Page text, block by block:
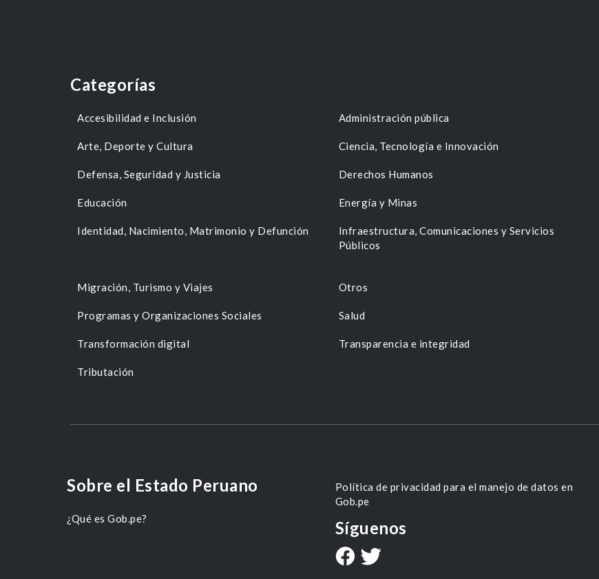
Categorías
Accesibilidad e Inclusión Administración pública
Arte, Deporte y Cultura Ciencia, Tecnología e Innovación
Defensa, Seguridad y Justicia Derechos Humanos
Educación Energía y Minas
Identidad, Nacimiento, Matrimonio y Defunción
Infraestructura, Comunicaciones y Servicios
Públicos
Migración, Turismo y Viajes Otros
Programas y Organizaciones Sociales Salud
Transformación digital Transparencia e integridad
Tributación
Sobre el Estado Peruano
¿Qué es Gob.pe?
Política de privacidad para el manejo de datos en
Gob.pe
Síguenos